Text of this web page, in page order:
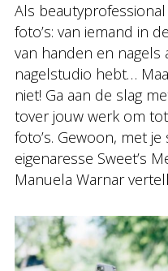
Als
foto’s: van iemand in
van handen en nagels
nagelstudio hebt…
niet! Ga aan de slag
tover jouw werk om
foto’s. Gewoon, met
eigenaresse Sweet’s
Manuela Warnar